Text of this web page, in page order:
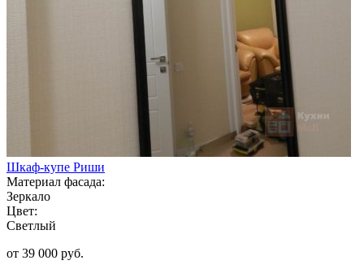
Шкаф-купе Риши
Материал фасада:
Зеркало
Цвет:
Светлый
от 39 000 руб.